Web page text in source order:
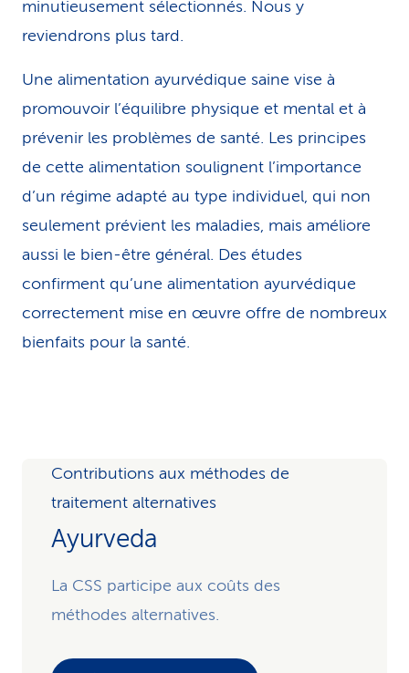
minutieusement sélectionnés. Nous y
reviendrons plus tard.
Une alimentation ayurvédique saine vise à
promouvoir l’équilibre physique et mental et à
prévenir les problèmes de santé. Les principes
de cette alimentation soulignent l’importance
d’un régime adapté au type individuel, qui non
seulement prévient les maladies, mais améliore
aussi le bien-être général. Des études
confirment qu’une alimentation ayurvédique
correctement mise en œuvre offre de nombreux
bienfaits pour la santé.
Contributions aux méthodes de
traitement alternatives
Ayurveda
La CSS participe aux coûts des
méthodes alternatives.